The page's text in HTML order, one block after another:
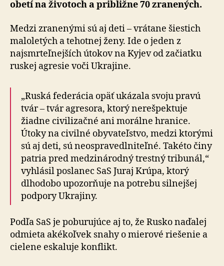
obetí na životoch a približne 70 zranených.
Medzi zranenými sú aj deti – vrátane šiestich
maloletých a tehotnej ženy. Ide o jeden z
najsmrteľnejších útokov na Kyjev od začiatku
ruskej agresie voči Ukrajine.
„Ruská federácia opäť ukázala svoju pravú
tvár – tvár agresora, ktorý nerešpektuje
žiadne civilizačné ani morálne hranice.
Útoky na civilné obyvateľstvo, medzi ktorými
sú aj deti, sú neospravedlniteľné. Takéto činy
patria pred medzinárodný trestný tribunál,“
vyhlásil poslanec SaS Juraj Krúpa, ktorý
dlhodobo upozorňuje na potrebu silnejšej
podpory Ukrajiny.
Podľa SaS je poburujúce aj to, že Rusko naďalej
odmieta akékoľvek snahy o mierové riešenie a
cielene eskaluje konflikt.